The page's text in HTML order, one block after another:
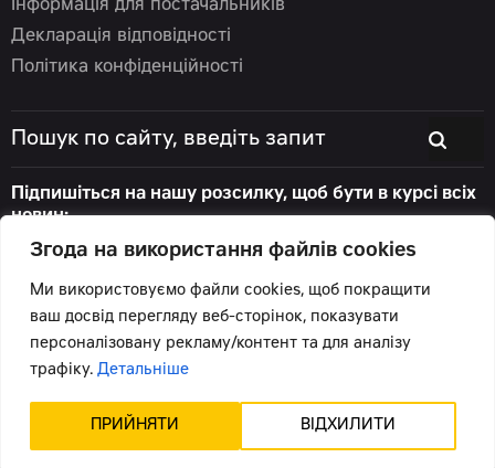
Згода на використання файлів cookies
Ми використовуємо файли cookies, щоб покращити
ваш досвід перегляду веб-сторінок, показувати
персоналізовану рекламу/контент та для аналізу
трафіку. Детальніше
ВІДХИЛИТИ
ПРИЙНЯТИ
Інформація для постачальників
Декларація відповідності
Політика конфіденційності
Підпишіться на нашу розсилку, щоб бути в курсі всіх
новин:
Всі права захищені.
Підтримка сайту -